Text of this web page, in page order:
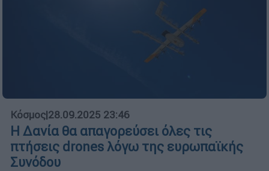
Κόσμος|28.09.2025 23:46
Η Δανία θα απαγορεύσει όλες τις
πτήσεις drones λόγω της ευρωπαϊκής
Συνόδου